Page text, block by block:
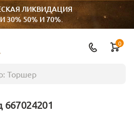
ЛИКВИДАЦИЯ
30% 50% И 70%.
0